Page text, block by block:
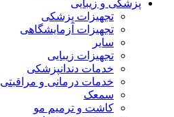
پزشکی و زیبایی
تجهیزات پزشکی
تجهیزات آزمایشگاهی
سایر
تجهیزات زیبایی
خدمات دندانپزشکی
خدمات درمانی و مراقبتی
سمعک
کاشت و ترمیم مو